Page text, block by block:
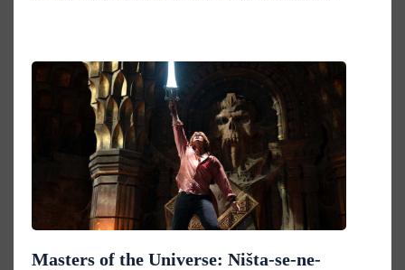
Masters of the Universe: Ništa-se-ne-